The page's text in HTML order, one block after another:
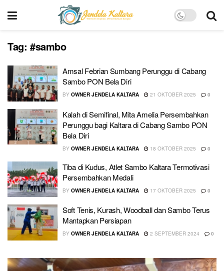
Tag: #sambo
Amsal Febrian Sumbang Perunggu di Cabang
Sambo PON Bela Diri
BY OWNER JENDELA KALTARA 21 OKTOBER 2025 0
Kalah di Semifinal, Mita Amelia Persembahkan
Perunggu bagi Kaltara di Cabang Sambo PON
Bela Diri
BY OWNER JENDELA KALTARA 18 OKTOBER 2025 0
Tiba di Kudus, Atlet Sambo Kaltara Termotivasi
Persembahkan Medali
BY OWNER JENDELA KALTARA 17 OKTOBER 2025 0
Soft Tenis, Kurash, Woodball dan Sambo Terus
Mantapkan Persiapan
BY OWNER JENDELA KALTARA 2 SEPTEMBER 2024 0